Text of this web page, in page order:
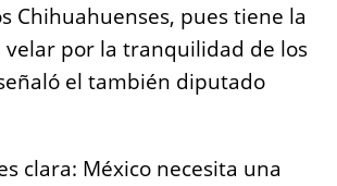
Chihuahuenses, pues tiene la
velar por la tranquilidad de los
el también diputado
clara: México necesita una